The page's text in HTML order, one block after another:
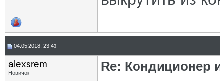
04.05.2018, 23:43
alexsrem
Новичок
Re: Кондиционер